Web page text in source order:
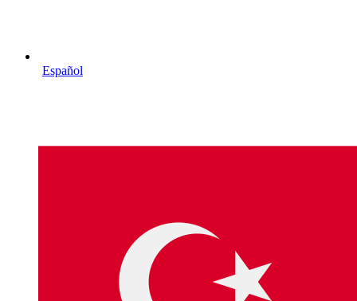
Español